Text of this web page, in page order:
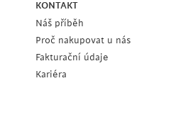
KONTAKT
Náš příběh
Proč nakupovat u nás
Fakturační údaje
Kariéra